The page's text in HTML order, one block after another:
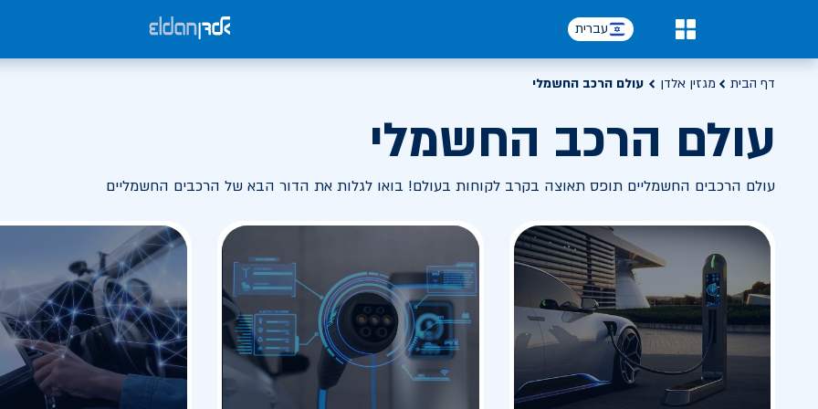
עברית
דף הבית מגזין אלדן עולם הרכב החשמלי
עולם הרכב החשמלי
עולם הרכבים החשמליים תופס תאוצה בקרב לקוחות בעולם! בואו לגלות את הדור הבא של הרכבים החשמליים